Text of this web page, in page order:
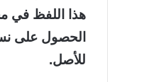
هذا اللفظ في
الحصول على
للأصل.